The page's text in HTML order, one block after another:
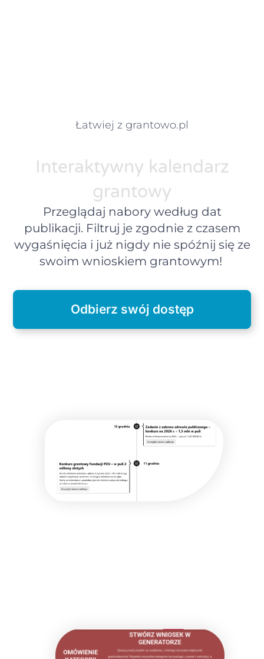
Łatwiej z grantowo.pl
Interaktywny kalendarz
grantowy
Przeglądaj nabory według dat
publikacji. Filtruj je zgodnie z czasem
wygaśnięcia i już nigdy nie spóźnij się ze
swoim wnioskiem grantowym!
Odbierz swój dostęp